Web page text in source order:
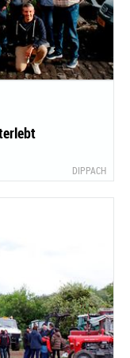
DIPPACH